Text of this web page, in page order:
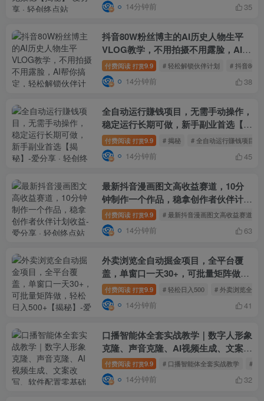
14分钟前 35
抖音80W粉丝博主的AI历史人物生平
VLOG教学，不用拍摄不用露脸，AI帮
你搞定，轻松解锁伙伴计划+精选收益
付费阅读 打赏9.9 # 轻松解锁伙伴计划 # 抖音80W
14分钟前 38
全自动运行賺钱项目，无需手动操作，
稳定运行长期可做，新手副业首选【揭
秘】
付费阅读 打赏9.9 # 揭秘 # 全自动运行賺钱项目
14分钟前 45
最新抖音漫画图文高收益赛道，10分
钟制作一个作品，稳拿创作者伙伴计划
收益
付费阅读 打赏9.9 # 最新抖音漫画图文高收益赛道
14分钟前 63
外卖浏览全自动掘金项目，全平台覆
盖，单窗口一天30+，可批量矩阵做，
轻松日入500+【揭秘】
付费阅读 打赏9.9 # 轻松日入500 # 外卖浏览全自
14分钟前 41
口播智能体全套实战教学｜数字人形象
克隆、声音克隆、AI视频生成、文案改
写、软件配置零基础落地课
付费阅读 打赏9.9 # 口播智能体全套实战教学 # 数
14分钟前 32